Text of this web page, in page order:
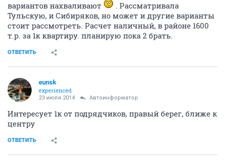
вариантов нахваливают
. Рассматривала
Тульскую, и Сибиряков, но может и другие варианты
стоит рассмотреть. Расчет наличный, в районе 1600
т.р. за 1к квартиру. планирую пока 2 брать.
ОТВЕТИТЬ
eunsk
experienced
23 июля 2014 Автоинформатор
Интересует 1к от подрядчиков, правый берег, ближе к
центру
ОТВЕТИТЬ